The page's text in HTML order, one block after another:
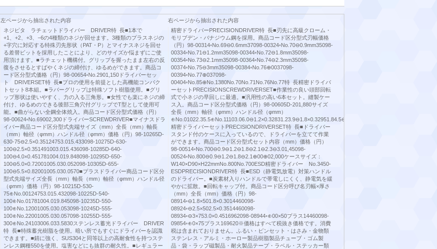
左ページから抽出された内容
ネジピタ ラチェットドライバー DRIVER特 長■1本で
+1、+2、+3、−6の4種類のネジが回せます。3種類のプラスネジの
+字穴に対応する特殊刃先形状（PAT・P）とマイナスネジを回せ
る差替ビットを採用したことにより、どのサイズか悩まずにご使
用頂けます。■ラチェット機構付。グリップを握ったまま左右の反
復をさせるとすばやくネジの締付け、ゆるめができます。商品コ
ード区分型式価格（円）98-00654◦No.2901,150ドライバーセッ
ト DRIVERSET特 長■プロの使用を前提とした高機能コンパク
トセット8本組。■ラバーグリップは特殊ソフト樹脂使用。■グリ
ップ形状は使いやすく、力の入る三角形。■女性でも楽にネジの締
付け、ゆるめのできる後部三角穴付グリップでT型として使用可
能。■曲がらない全鋼全体焼入。商品コード区分型式価格（円）
98-00624◦No.69002,300ドライバーSCREWDRIVER■マイナスドラ
イバー商品コード区分型式先端サイズ（mm）全長（mm）軸長
（mm）軸径（φmm）ハンドル径（φmm）価格（円）98-10265D-
630-75⊖2.5×0.35124753.015.433098-10275D-630-
100⊖2.5×0.351491003.015.436098-10285D-640-
100⊖4.0×0.451781004.019.848098-10295D-650-
100⊖5.0×0.72001005.030.052098-10305D-655-
100⊖5.5×0.82001005.030.0570■プラスドライバー商品コード区分
型式先端サイズ全長（mm）軸長（mm）軸径（φmm）ハンドル径
（φmm）価格（円）98-10215D-530-
75⊕No.00124753.015.432098-10225D-540-
100⊕No.01781004.019.845098-10235D-550-
100⊕No.12001005.030.053098-10245D-555-
100⊕No.22001005.030.057098-10255D-555-
300⊕No.24103006.033.5830ステンレス蓄光ドライバー DRIVER
特 長■特殊蓄光樹脂を使用。暗い所でもすぐにドライバーを認識
できます。■錆に強く、SUS304と同等以上の高耐食性を持つステ
ンレス鋼種550を使用。塩害などにも抜群の耐久性。■レギュラー
右ページから抽出された内容
精密ドライバーPRECISIONDRIVER特 長■刃先に高級クローム・
モリブデン・バナジウム鋼を採用。商品コード区分型式刃幅価格
（円）98-00314◦No.69⊖0.6mm37098-00324◦No.70⊖0.9mm35098-
00334◦No.71⊖1.2mm35098-00344◦No.72⊖1.8mm35098-
00354◦No.73⊖2.1mm35098-00364◦No.74⊖2.3mm35098-
00374◦No.75⊖3mm35098-00384◦No.76⊕0037098-
00394◦No.77⊕037098-
00404◦No.85⊕No.1380No.70No.71No.76No.77特 長精密ドライバ
ーセットPRECISIONSCREWDRIVERSET■作業性の良い頭部回転
式で小ネジの早回しに最適。■汎用性の高い6本セット。縫製ケー
ス入。商品コード区分型式価格（円）98-00605D-201,880サイズ
全長（mm）軸径（φmm）ハンドル径（φmm）
精密ドライバーセットPRECISIONDRIVERSET特 長■ドライバー
スタンド付のケースに入っているので、ドライバーを立てて作業
ができます。商品コード区分型式セット内容（mm）価格（円）
98-00514◦No.700⊖0.9⊖1.2⊖1.8⊖2.1⊖2.3⊖3.01,45098-
00524◦No.800⊖0.9⊖1.2⊖1.8⊖2.1⊕00⊕02,000ケースサイズ：
W140×D90×H22mmNo.800No.700ESD精密ドライバー No.3450-
ESDPRECISIONDRIVER特 長■ESD（静電気放電）対策ハンドル
のドライバー。■炭素材入りハンドルで帯電しにくく、静電気を緩
やかに拡散。■回転キャップ付。商品コード区分呼び名刃幅×厚さ
（mm）全長（mm）価格（円）98-
08914◦⊖1.8×501.8×0.3014460098-
08924◦⊖2.5×502.5×0.3514460098-
08934◦⊖3×753.0×0.4516962098-08944◦⊕00×50プラス14460098-
09854◦⊕0×75プラス169620※価格はすべて税抜き価格です。消費
税は含まれておりません。ふるい・ピンセット・はさみ・金物類
ステンレス・アルミ・ホーロー製品樹脂製品チューブ・ゴム製
品・袋・ラップ磁製品・耐火製品テープ・ラベル・ステッカー類